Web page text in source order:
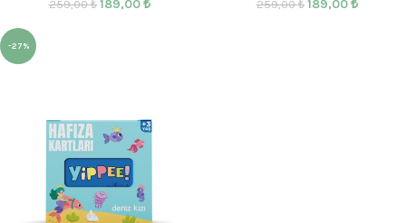
259,00₺ 189,00₺ 259,00₺ 189,00₺
-27%